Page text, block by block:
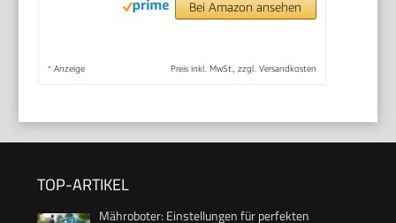
Bei Amazon ansehen
* Anzeige Preis inkl. MwSt., zzgl. Versandkosten
TOP-ARTIKEL
Mähroboter: Einstellungen für perfekten